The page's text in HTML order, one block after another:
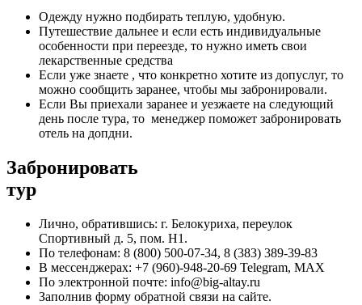
Одежду нужно подбирать теплую, удобную.
Путешествие дальнее и если есть индивидуальные
особенности при переезде, то нужно иметь свои
лекарственные средства
Если уже знаете , что конкретно хотите из допуслуг, то
можно сообщить заранее, чтобы мы забронировали.
Если Вы приехали заранее и уезжаете на следующий
день после тура, то менеджер поможет забронировать
отель на допдни.
Забронировать
тур
Лично, обратившись: г. Белокуриха, переулок
Спортивный д. 5, пом. Н1.
По телефонам: 8 (800) 500-07-34, 8 (383) 389-39-83
В мессенджерах: +7 (960)-948-20-69 Telegram, MAX
По электронной почте: info@big-altay.ru
Заполнив форму обратной связи на сайте.